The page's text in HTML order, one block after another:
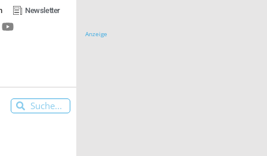
Newsletter
Anzeige